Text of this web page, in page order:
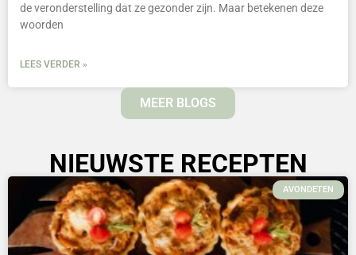
de veronderstelling dat ze gezonder zijn. Maar betekenen deze
woorden
LEES VERDER »
MEER BLOGS
NIEUWSTE RECEPTEN
AVONDETEN